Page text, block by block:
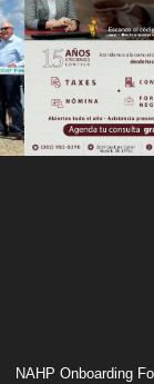
NAHP Onboarding